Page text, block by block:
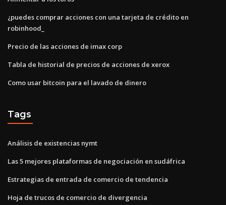
¿puedes comprar acciones con una tarjeta de crédito en
robinhood_
Precio de las acciones de imax corp
Tabla de historial de precios de acciones de xerox
Como usar bitcoin para el lavado de dinero
Tags
Análisis de existencias nymt
Las 5 mejores plataformas de negociación en sudáfrica
Estrategias de entrada de comercio de tendencia
Hoja de trucos de comercio de divergencia